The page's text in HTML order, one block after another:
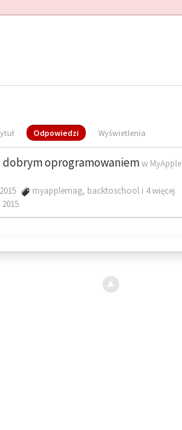
Odpowiedzi Wyświetlenia
dobrym oprogramowaniemw MyApple
myapplemag, backtoschool i 4 więcej
2015